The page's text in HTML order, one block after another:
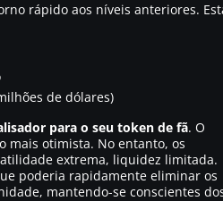
rápido aos níveis anteriores.
de dólares)
para o seu token de fã. O
mais otimista. No entanto, os
extrema, liquidez limitada.
poderia rapidamente eliminar os
mantendo-se conscientes